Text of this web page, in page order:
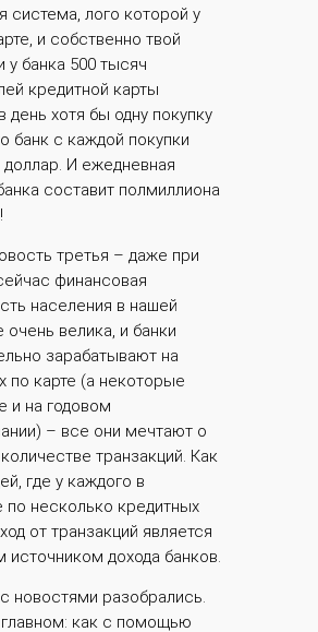
система, лого которой у
и собственно твой
у банка 500 тысяч
кредитной карты
день хотя бы одну покупку
банк с каждой покупки
доллар. И ежедневная
составит полмиллиона
третья – даже при
финансовая
населения в нашей
очень велика, и банки
зарабатывают на
по карте (а некоторые
и на годовом
– все они мечтают о
транзакций. Как
где у каждого в
по несколько кредитных
от транзакций является
источником дохода банков.
новостями разобрались.
как с помощью